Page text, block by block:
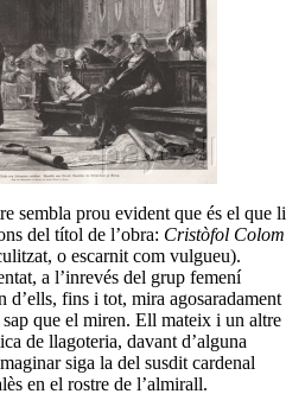
sembla prou evident que és el que li
del títol de l’obra: Cristòfol Colom
o escarnit com vulgueu).
a l’inrevés del grup femení
d’ells, fins i tot, mira agosaradament
que el miren. Ell mateix i un altre
de llagoteria, davant d’alguna
siga la del susdit cardenal
en el rostre de l’almirall.